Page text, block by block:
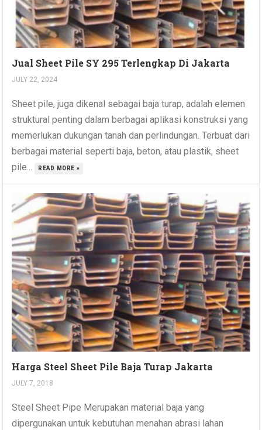
Jual Sheet Pile SY 295 Terlengkap Di Jakarta
JULY 22, 2024
Sheet pile, juga dikenal sebagai baja turap, adalah elemen
struktural penting dalam berbagai aplikasi konstruksi yang
memerlukan dukungan tanah dan perlindungan. Terbuat dari
berbagai material seperti baja, beton, atau plastik, sheet
pile...
READ MORE »
Harga Steel Sheet Pile Baja Turap Jakarta
JULY 7, 2018
Steel Sheet Pipe Merupakan material baja yang
dipergunakan untuk kebutuhan menahan abrasi lahan